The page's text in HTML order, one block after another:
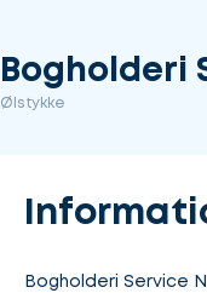
Bogholderi
Ølstykke
Bogholderi Service